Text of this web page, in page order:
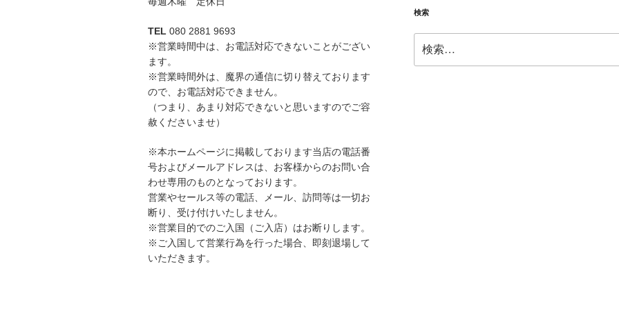
TEL 080 2881 9693
※営業時間中は、お電話対応できないことがござい
ます。
※営業時間外は、魔界の通信に切り替えております
ので、お電話対応できません。
（つまり、あまり対応できないと思いますのでご容
赦くださいませ）
※本ホームページに掲載しております当店の電話番
号およびメールアドレスは、お客様からのお問い合
わせ専用のものとなっております。
営業やセールス等の電話、メール、訪問等は一切お
断り、受け付けいたしません。
※営業目的でのご入国（ご入店）はお断りします。
※ご入国して営業行為を行った場合、即刻退場して
いただきます。
検索
索: